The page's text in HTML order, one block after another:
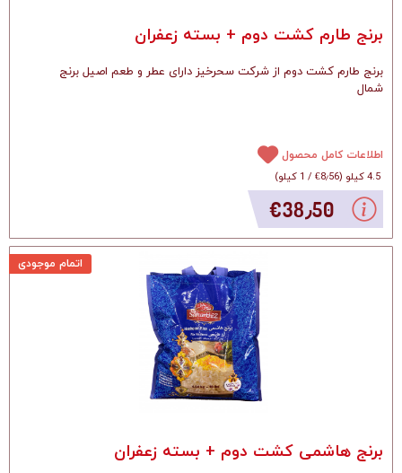
برنج طارم کشت دوم + بسته زعفران
برنج طارم کشت دوم از شرکت سحرخیز دارای عطر و طعم اصیل برنج
شمال
اطلاعات کامل محصول
4.5 کیلو
(‎€8٫56 / 1 کیلو )
‎€38٫50
اتمام موجودی
برنج هاشمی کشت دوم + بسته زعفران